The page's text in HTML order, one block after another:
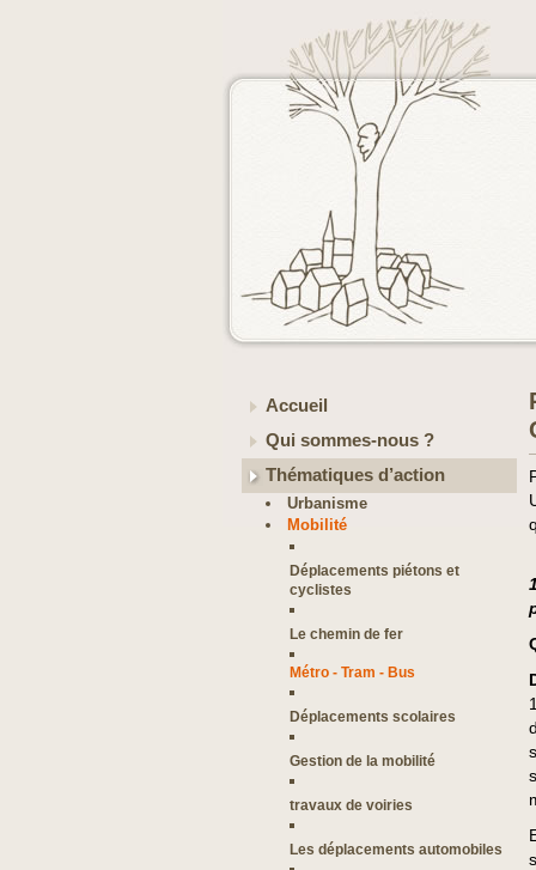
Accueil
Qui sommes-nous ?
Thématiques d’action
Urbanisme
Mobilité
Déplacements piétons et
cyclistes
Le chemin de fer
Métro - Tram - Bus
Déplacements scolaires
Gestion de la mobilité
travaux de voiries
Les déplacements automobiles